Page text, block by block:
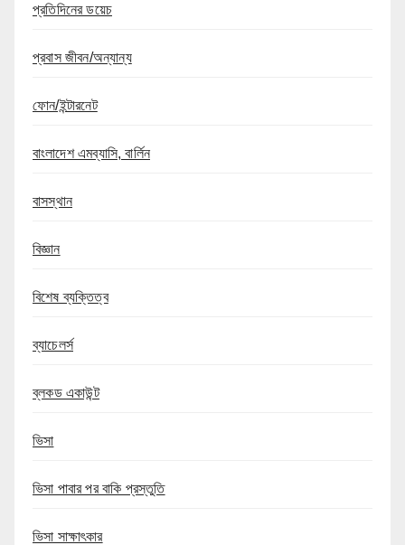
প্রতিদিনের ডয়েচ
প্রবাস জীবন/অন্যান্য
ফোন/ইন্টারনেট
বাংলাদেশ এমব্যাসি, বার্লিন
বাসস্থান
বিজ্ঞান
বিশেষ ব্যক্তিত্ব
ব্যাচেলর্স
ব্লকড একাউন্ট
ভিসা
ভিসা পাবার পর বাকি প্রস্তুতি
ভিসা সাক্ষাৎকার